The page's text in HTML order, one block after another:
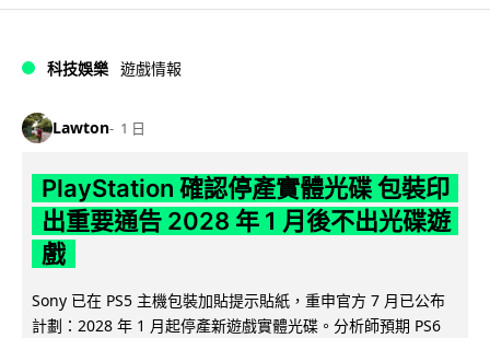
科技娛樂 遊戲情報
Lawton 1 日
PlayStation 確認停產實體光碟 包裝印
出重要通告 2028 年 1 月後不出光碟遊
戲
Sony 已在 PS5 主機包裝加貼提示貼紙，重申官方 7 月已公布
計劃：2028 年 1 月起停產新遊戲實體光碟。分析師預期 PS6